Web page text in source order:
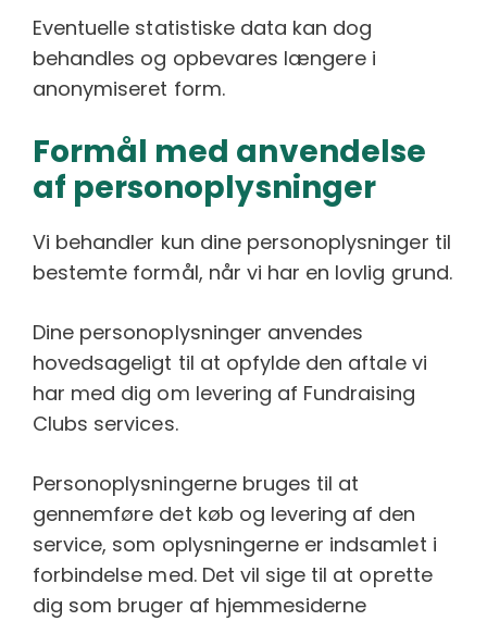
Eventuelle statistiske data kan dog
behandles og opbevares længere i
anonymiseret form.
Formål med anvendelse
af personoplysninger
Vi behandler kun dine personoplysninger til
bestemte formål, når vi har en lovlig grund.
Dine personoplysninger anvendes
hovedsageligt til at opfylde den aftale vi
har med dig om levering af Fundraising
Clubs services.
Personoplysningerne bruges til at
gennemføre det køb og levering af den
service, som oplysningerne er indsamlet i
forbindelse med. Det vil sige til at oprette
dig som bruger af hjemmesiderne